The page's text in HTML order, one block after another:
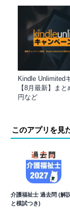
Kindle Unlimited
【8月最新】ま
円など
このアプリを見
介護福祉士 過去問 (解
と模試つき)